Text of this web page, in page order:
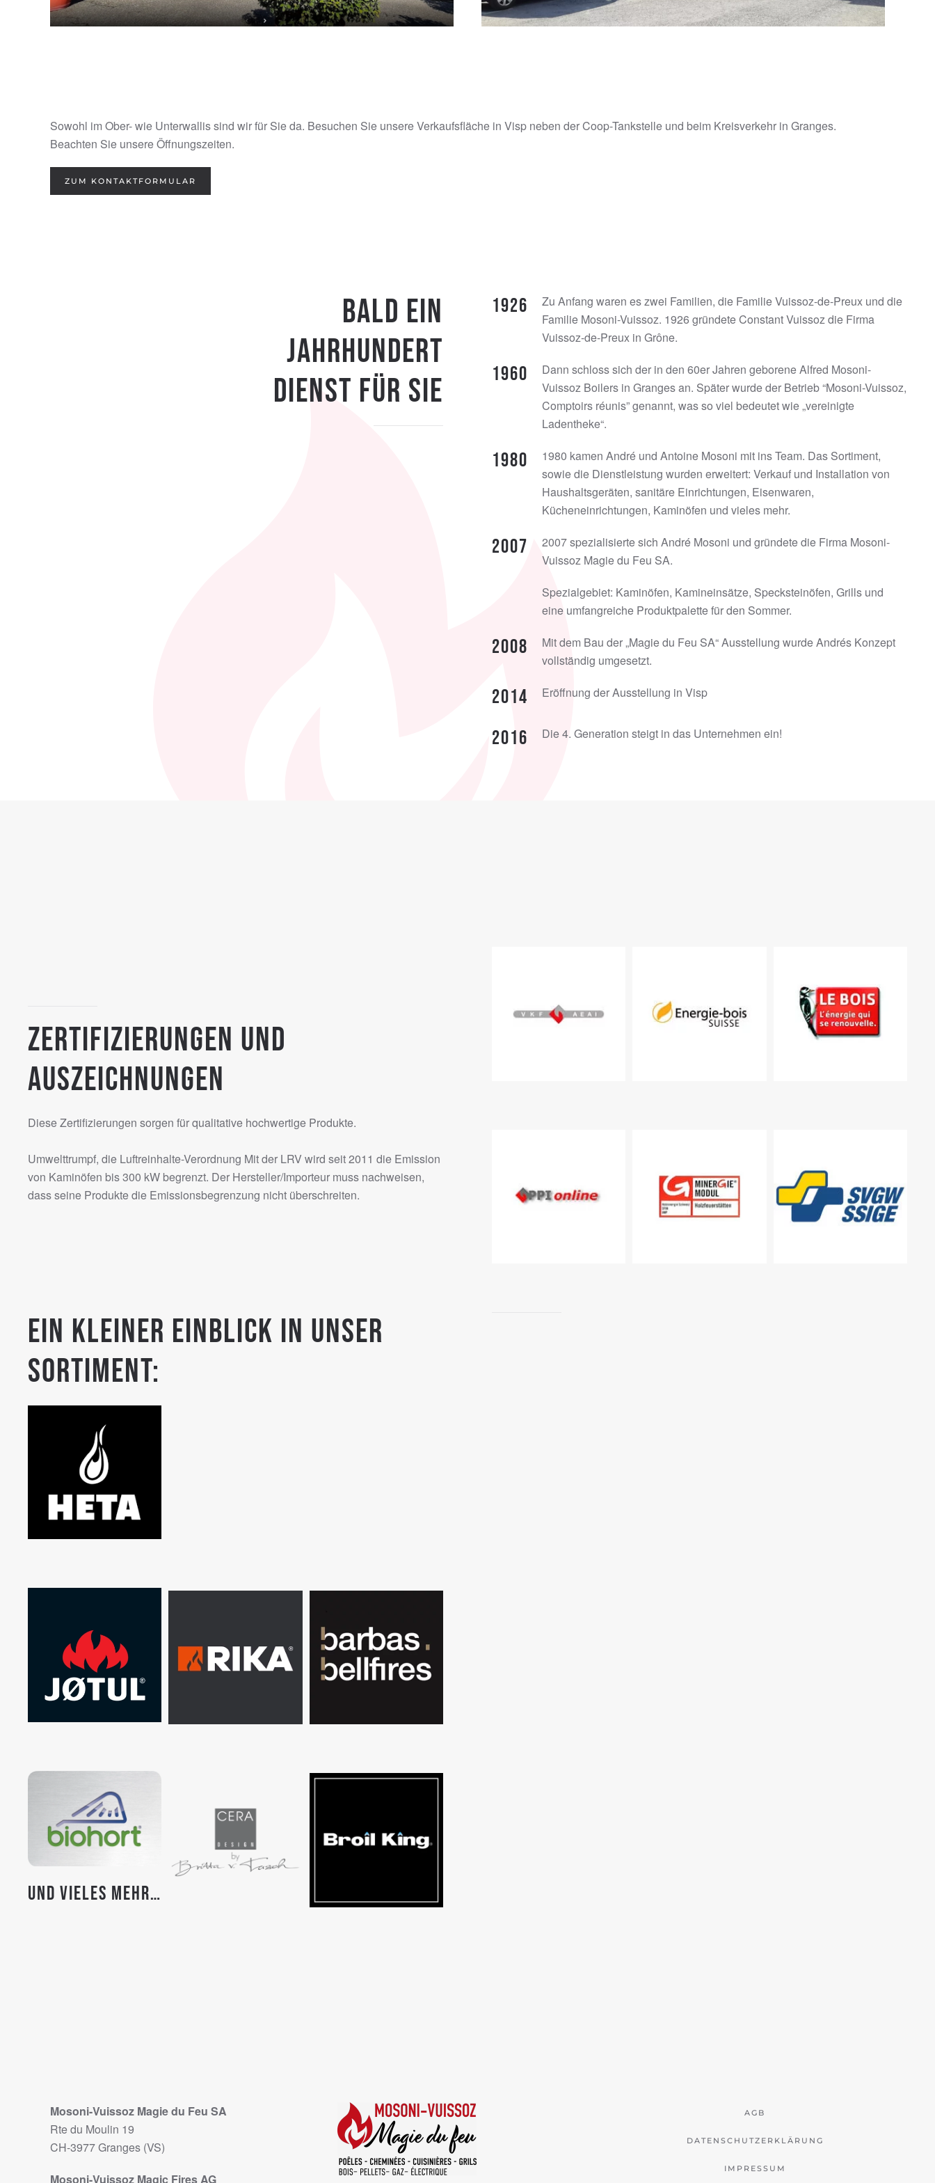
Sowohl im Ober- wie Unterwallis sind wir für Sie da. Besuchen Sie unsere Verkaufsfläche in Visp neben der Coop-Tankstelle und beim Kreisverkehr in Granges.
Beachten Sie unsere Öffnungszeiten.
ZUM KONTAKTFORMULAR
Bald ein
Jahrhundert
Dienst für Sie
1926
Zu Anfang waren es zwei Familien, die Familie Vuissoz-de-Preux und die
Familie Mosoni-Vuissoz. 1926 gründete Constant Vuissoz die Firma
Vuissoz-de-Preux in Grône.
1960
Dann schloss sich der in den 60er Jahren geborene Alfred Mosoni-
Vuissoz Boilers in Granges an. Später wurde der Betrieb “Mosoni-Vuissoz,
Comptoirs réunis” genannt, was so viel bedeutet wie „vereinigte
Ladentheke“.
1980
1980 kamen André und Antoine Mosoni mit ins Team. Das Sortiment,
sowie die Dienstleistung wurden erweitert: Verkauf und Installation von
Haushaltsgeräten, sanitäre Einrichtungen, Eisenwaren,
Kücheneinrichtungen, Kaminöfen und vieles mehr.
2007
2007 spezialisierte sich André Mosoni und gründete die Firma Mosoni-
Vuissoz Magie du Feu SA.
Spezialgebiet: Kaminöfen, Kamineinsätze, Specksteinöfen, Grills und
eine umfangreiche Produktpalette für den Sommer.
2008
Mit dem Bau der „Magie du Feu SA“ Ausstellung wurde Andrés Konzept
vollständig umgesetzt.
2014 Eröffnung der Ausstellung in Visp
2016 Die 4. Generation steigt in das Unternehmen ein!
Zertifizierungen und
Auszeichnungen
Diese Zertifizierungen sorgen für qualitative hochwertige Produkte.
Umwelttrumpf, die Luftreinhalte-Verordnung Mit der LRV wird seit 2011 die Emission
von Kaminöfen bis 300 kW begrenzt. Der Hersteller/Importeur muss nachweisen,
dass seine Produkte die Emissionsbegrenzung nicht überschreiten.
Ein kleiner Einblick in unser
Sortiment:
und vieles mehr…
Mosoni-Vuissoz Magie du Feu SA
Rte du Moulin 19
CH-3977 Granges (VS)
Mosoni-Vuissoz Magic Fires AG
AGB
DATENSCHUTZERKLÄRUNG
IMPRESSUM